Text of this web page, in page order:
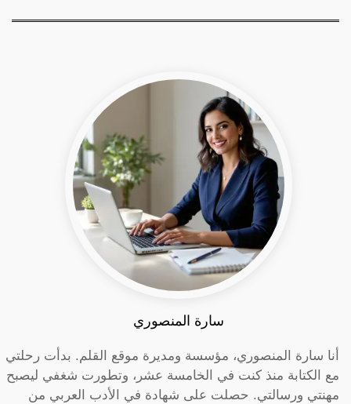
سارة المنصوري
أنا سارة المنصوري، مؤسسة ومديرة موقع القلم. بدأت رحلتي
مع الكتابة منذ كنت في الخامسة عشر، وتطورت شغفي ليصبح
مهنتي ورسالتي. حصلت على شهادة في الأدب العربي من